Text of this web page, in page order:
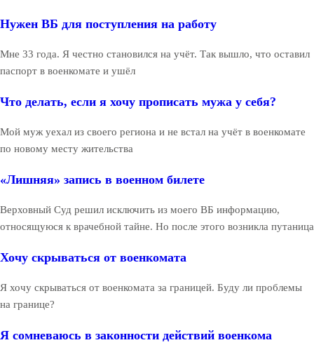
Нужен ВБ для поступления на работу
Мне 33 года. Я честно становился на учёт. Так вышло, что оставил
паспорт в военкомате и ушёл
Что делать, если я хочу прописать мужа у себя?
Мой муж уехал из своего региона и не встал на учёт в военкомате
по новому месту жительства
«Лишняя» запись в военном билете
Верховный Суд решил исключить из моего ВБ информацию,
относящуюся к врачебной тайне. Но после этого возникла путаница
Хочу скрываться от военкомата
Я хочу скрываться от военкомата за границей. Буду ли проблемы
на границе?
Я сомневаюсь в законности действий военкома